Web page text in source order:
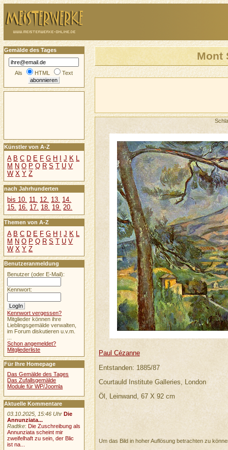
Mont
Paul Cézanne
Entstanden: 1885/87
Courtauld Institute Galleries, London
Öl, Leinwand, 67 X 92 cm
Um das Bild in hoher Auflösung betrachten zu
Gemälde des Tages
Als HTML Text
Künstler von A-Z
A B C D E F G H J K L
M N O P Q R S T U V
W X Y Z
nach Jahrhunderten
bis 10. 11. 12. 13. 14.
15. 16. 17. 18. 19. 20.
Themen von A-Z
A B C D E F G H I J K L
M N O P Q R S T U V
W X Y Z
Benutzeranmeldung
Benutzer (oder E-Mail):
Kennwort:
Kennwort vergessen?
Mitglieder können ihre
Lieblingsgemälde verwalten,
im Forum diskutieren u.v.m.
Schon angemeldet?
Mitgliederliste
Für Ihre Homepage
Das Gemälde des Tages
Das Zufallsgemälde
Module für WP/Joomla
Aktuelle Kommentare
03.10.2025, 15:46 Uhr Die
Annunziata...
Radtke: Die Zuschreibung als
Annunziata scheint mir
zweifelhaft zu sein, der Blic
ist na...